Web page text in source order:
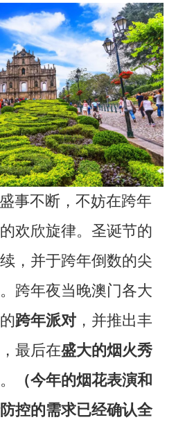
事不断，不妨在跨年
欢欣旋律。圣诞节的
，并于跨年倒数的尖
跨年夜当晚澳门各大
跨年派对，并推出丰
最后在盛大的烟火秀
（今年的烟花表演和
控的需求已经确认全